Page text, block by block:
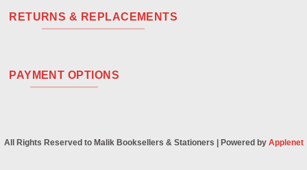
RETURNS & REPLACEMENTS
PAYMENT OPTIONS
All Rights Reserved to Malik Booksellers & Stationers | Powered by Applenet